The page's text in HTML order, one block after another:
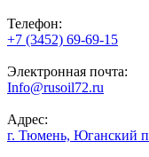
Телефон:
+7 (3452) 69-69-15
Электронная почта:
Info@rusoil72.ru
Адрес:
г. Тюмень, Юганский